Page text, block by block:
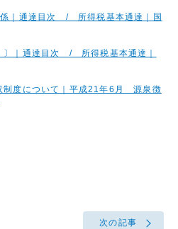
係｜通達目次 / 所得税基本通達｜国
〕｜通達目次 / 所得税基本通達｜
度について｜平成21年6月 源泉徴
次の記事